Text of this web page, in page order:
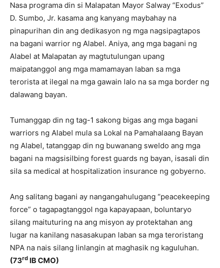
Nasa programa din si Malapatan Mayor Salway “Exodus”
D. Sumbo, Jr. kasama ang kanyang maybahay na
pinapurihan din ang dedikasyon ng mga nagsipagtapos
na bagani warrior ng Alabel. Aniya, ang mga bagani ng
Alabel at Malapatan ay magtutulungan upang
maipatanggol ang mga mamamayan laban sa mga
terorista at ilegal na mga gawain lalo na sa mga border ng
dalawang bayan.
Tumanggap din ng tag-1 sakong bigas ang mga bagani
warriors ng Alabel mula sa Lokal na Pamahalaang Bayan
ng Alabel, tatanggap din ng buwanang sweldo ang mga
bagani na magsisilbing forest guards ng bayan, isasali din
sila sa medical at hospitalization insurance ng gobyerno.
Ang salitang bagani ay nangangahulugang “peacekeeping
force” o tagapagtanggol nga kapayapaan, boluntaryo
silang maituturing na ang misyon ay protektahan ang
lugar na kanilang nasasakupan laban sa mga teroristang
NPA na nais silang linlangin at maghasik ng kaguluhan.
(73rd IB CMO)